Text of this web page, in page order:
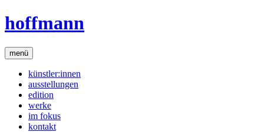
hoffmann
menü
künstler:innen
ausstellungen
edition
werke
im fokus
kontakt